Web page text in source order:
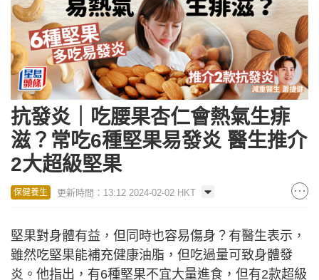
抗發炎｜吃腰果杏仁會熱氣生痱
滋？常吃6種堅果易發炎 醫生推介
2大超級堅果
保健養生 更新時間：13:12 2024-02-02 HKT
堅果對身體有益，但同時也容易傷身？有醫生表示，
雖然吃堅果能補充健康油脂，但吃過量可致身體發
炎。他指出，有6種堅果不宜大量進食，但有2款超級